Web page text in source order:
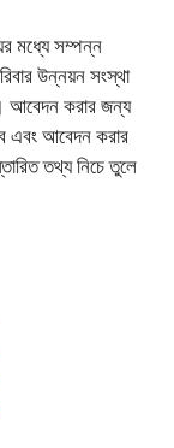
মধ্যে সম্পন্ন
উন্নয়ন সংস্থা
আবেদন করার জন্য
এবং আবেদন করার
তথ্য নিচে তুলে